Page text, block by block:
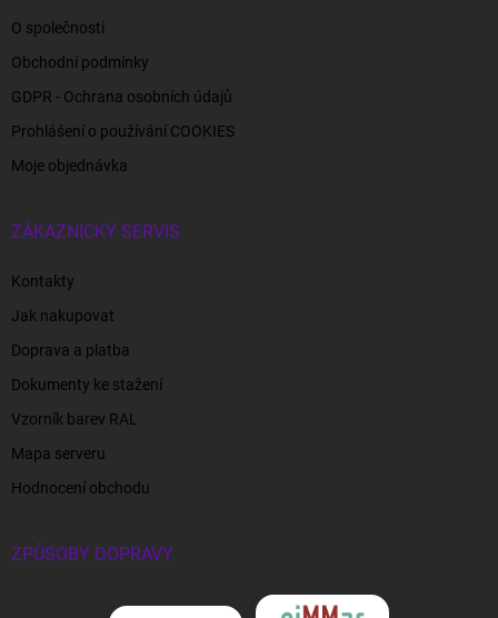
O společnosti
Obchodní podmínky
GDPR - Ochrana osobních údajů
Prohlášení o používání COOKIES
Moje objednávka
ZÁKAZNICKÝ SERVIS
Kontakty
Jak nakupovat
Doprava a platba
Dokumenty ke stažení
Vzorník barev RAL
Mapa serveru
Hodnocení obchodu
ZPŮSOBY DOPRAVY